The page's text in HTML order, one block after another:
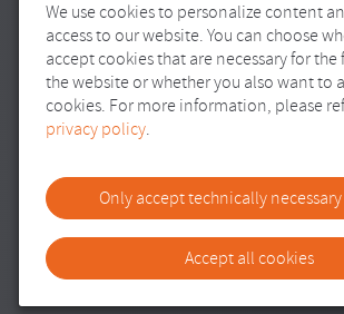
SITEMAP IMPRESSUM DATENSCHUTZ
COOKIE-EINSTELLUNGEN /// © REDPEAR
We use cookies to personalize content
access to our website. You can choose
accept cookies that are necessary for
the website or whether you also want to
cookies. For more information, please
privacy policy.
Only accept technically
Accept all cookies